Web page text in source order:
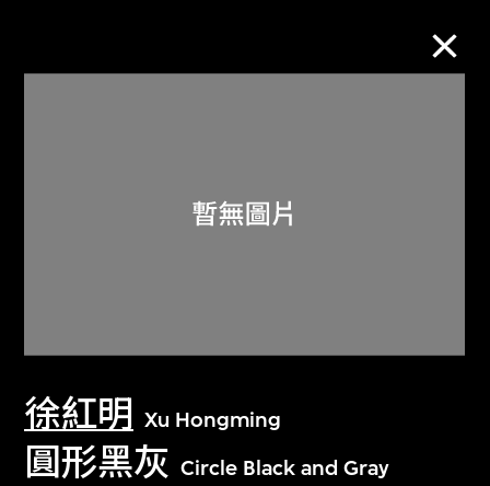
徐紅明 Xu Hongming
圓形黑灰 Circle Black and Gray
關於M+藏品
探索世界頂級的二十及二十一世紀視覺
文化藏品。